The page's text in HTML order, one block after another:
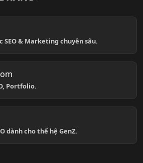
SEO & Marketing chuyên sâu.
Portfolio.
dành cho thế hệ GenZ.